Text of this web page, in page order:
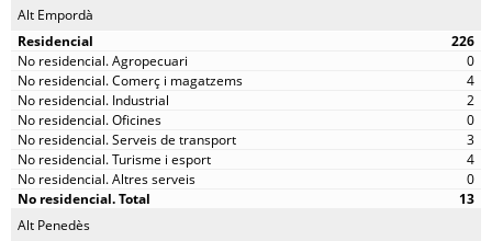
Alt Empordà
226
0
4
2
0
3
4
0
13
Alt Penedès